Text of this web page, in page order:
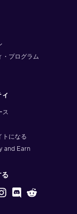
・プログラム
ス
トになる
and Earn
る